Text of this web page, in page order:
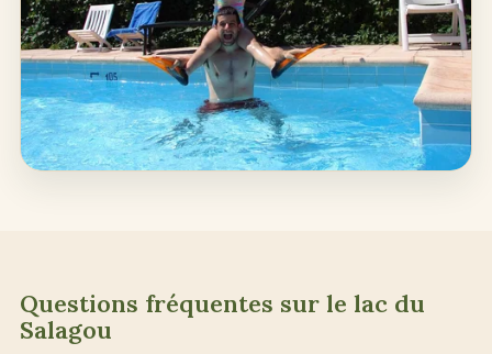
Questions fréquentes sur le lac du
Salagou